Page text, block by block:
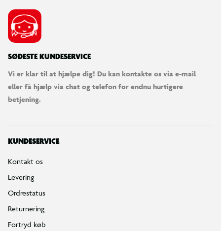
SØDESTE KUNDESERVICE
Vi er klar til at hjælpe dig! Du kan kontakte os via e-mail
eller få hjælp via chat og telefon for endnu hurtigere
betjening.
KUNDESERVICE
Kontakt os
Levering
Ordrestatus
Returnering
Fortryd køb